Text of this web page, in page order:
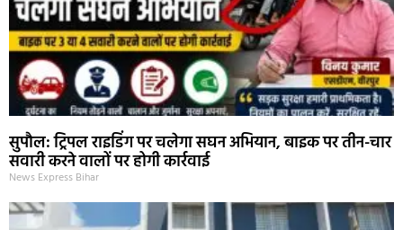
सुपौल: ट्रिपल राइडिंग पर चलेगा सघन अभियान, बाइक पर तीन-चार
सवारी करने वालों पर होगी कार्रवाई
News Express Bihar